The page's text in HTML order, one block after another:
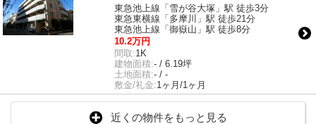
東急池上線「雪が谷大塚」駅 徒歩3分
東急東横線「多摩川」駅 徒歩21分
東急池上線「御嶽山」駅 徒歩8分
10.2万円
間取:1K
建物面積:- / 6.19坪
土地面積:- / -
敷金/礼金:1ヶ月/1ヶ月
近くの物件をもっと見る